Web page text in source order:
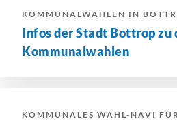
KOMMUNALWAHLEN IN
Infos der Stadt Bottrop zu
Kommunalwahlen
KOMMUNALES WAHL-NAVI